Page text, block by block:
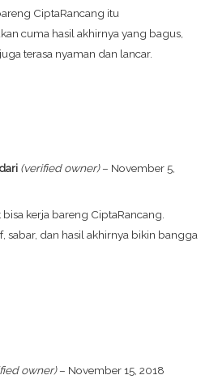
CiptaRancang itu
cuma hasil akhirnya yang bagus,
terasa nyaman dan lancar.
(verified owner) – November 5,
kerja bareng CiptaRancang.
sabar, dan hasil akhirnya bikin bangga
owner) – November 15, 2018